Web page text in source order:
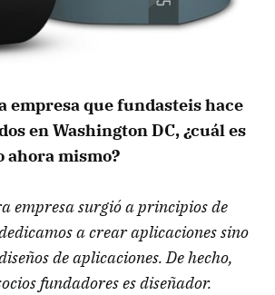
empresa que fundasteis hace
en Washington DC, ¿cuál es
ahora mismo?
empresa surgió a principios de
a crear aplicaciones sino
de aplicaciones. De hecho,
fundadores es diseñador.